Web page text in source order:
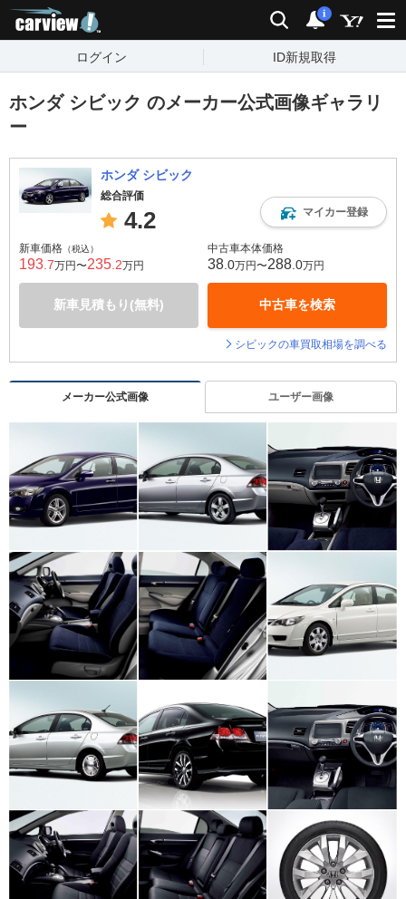
検索 通知
i
ログイン ID新規取得
ホンダ シビック のメーカー公式画像ギャラリ
ー
ホンダ シビック
総合評価
4.2 マイカー登録
新車価格 （税込）
193 .7万円〜235 .2万円
新車見積もり(無料)
中古車本体価格
38 .0万円〜288 .0万円
中古車を検索
シビックの車買取相場を調べる
メーカー公式画像 ユーザー画像